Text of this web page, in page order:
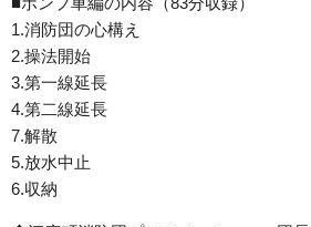
1.消防団の心構え
2.操法開始
3.第一線延長
4.第二線延長
7.解散
5.放水中止
6.収納